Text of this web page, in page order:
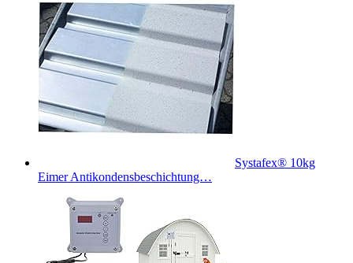
Systafex® 10kg
Eimer Antikondensbeschichtung…